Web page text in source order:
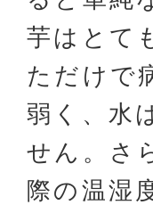
芋はとて
ただけで
弱く、水
せん。さ
際の温湿